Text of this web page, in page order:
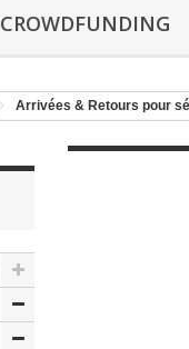
CROWDFUNDING
Arrivées & Retours pour